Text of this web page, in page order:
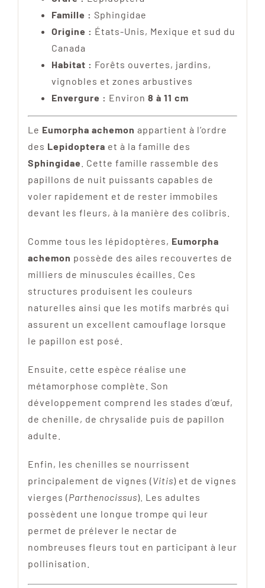
Famille : Sphingidae
Origine : États-Unis, Mexique et sud du
Canada
Habitat : Forêts ouvertes, jardins,
vignobles et zones arbustives
Envergure : Environ 8 à 11 cm
Le Eumorpha achemon appartient à l’ordre
des Lepidoptera et à la famille des
Sphingidae . Cette famille rassemble des
papillons de nuit puissants capables de
voler rapidement et de rester immobiles
devant les fleurs, à la manière des colibris.
Comme tous les lépidoptères, Eumorpha
achemon possède des ailes recouvertes de
milliers de minuscules écailles. Ces
structures produisent les couleurs
naturelles ainsi que les motifs marbrés qui
assurent un excellent camouflage lorsque
le papillon est posé.
Ensuite, cette espèce réalise une
métamorphose complète. Son
développement comprend les stades d’œuf,
de chenille, de chrysalide puis de papillon
adulte.
Enfin, les chenilles se nourrissent
principalement de vignes (Vitis) et de vignes
vierges (Parthenocissus). Les adultes
possèdent une longue trompe qui leur
permet de prélever le nectar de
nombreuses fleurs tout en participant à leur
pollinisation.